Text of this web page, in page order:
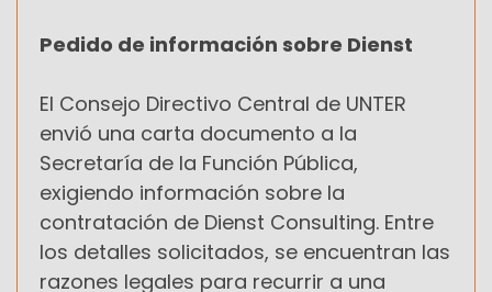
Pedido de información sobre Dienst
El Consejo Directivo Central de UNTER
envió una carta documento a la
Secretaría de la Función Pública,
exigiendo información sobre la
contratación de Dienst Consulting. Entre
los detalles solicitados, se encuentran las
razones legales para recurrir a una